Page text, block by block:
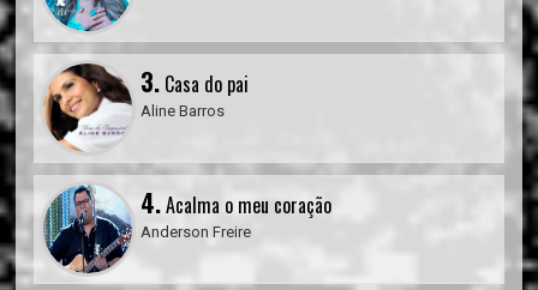
3. Casa do pai
Aline Barros
4.Acalma o meu coração
Anderson Freire